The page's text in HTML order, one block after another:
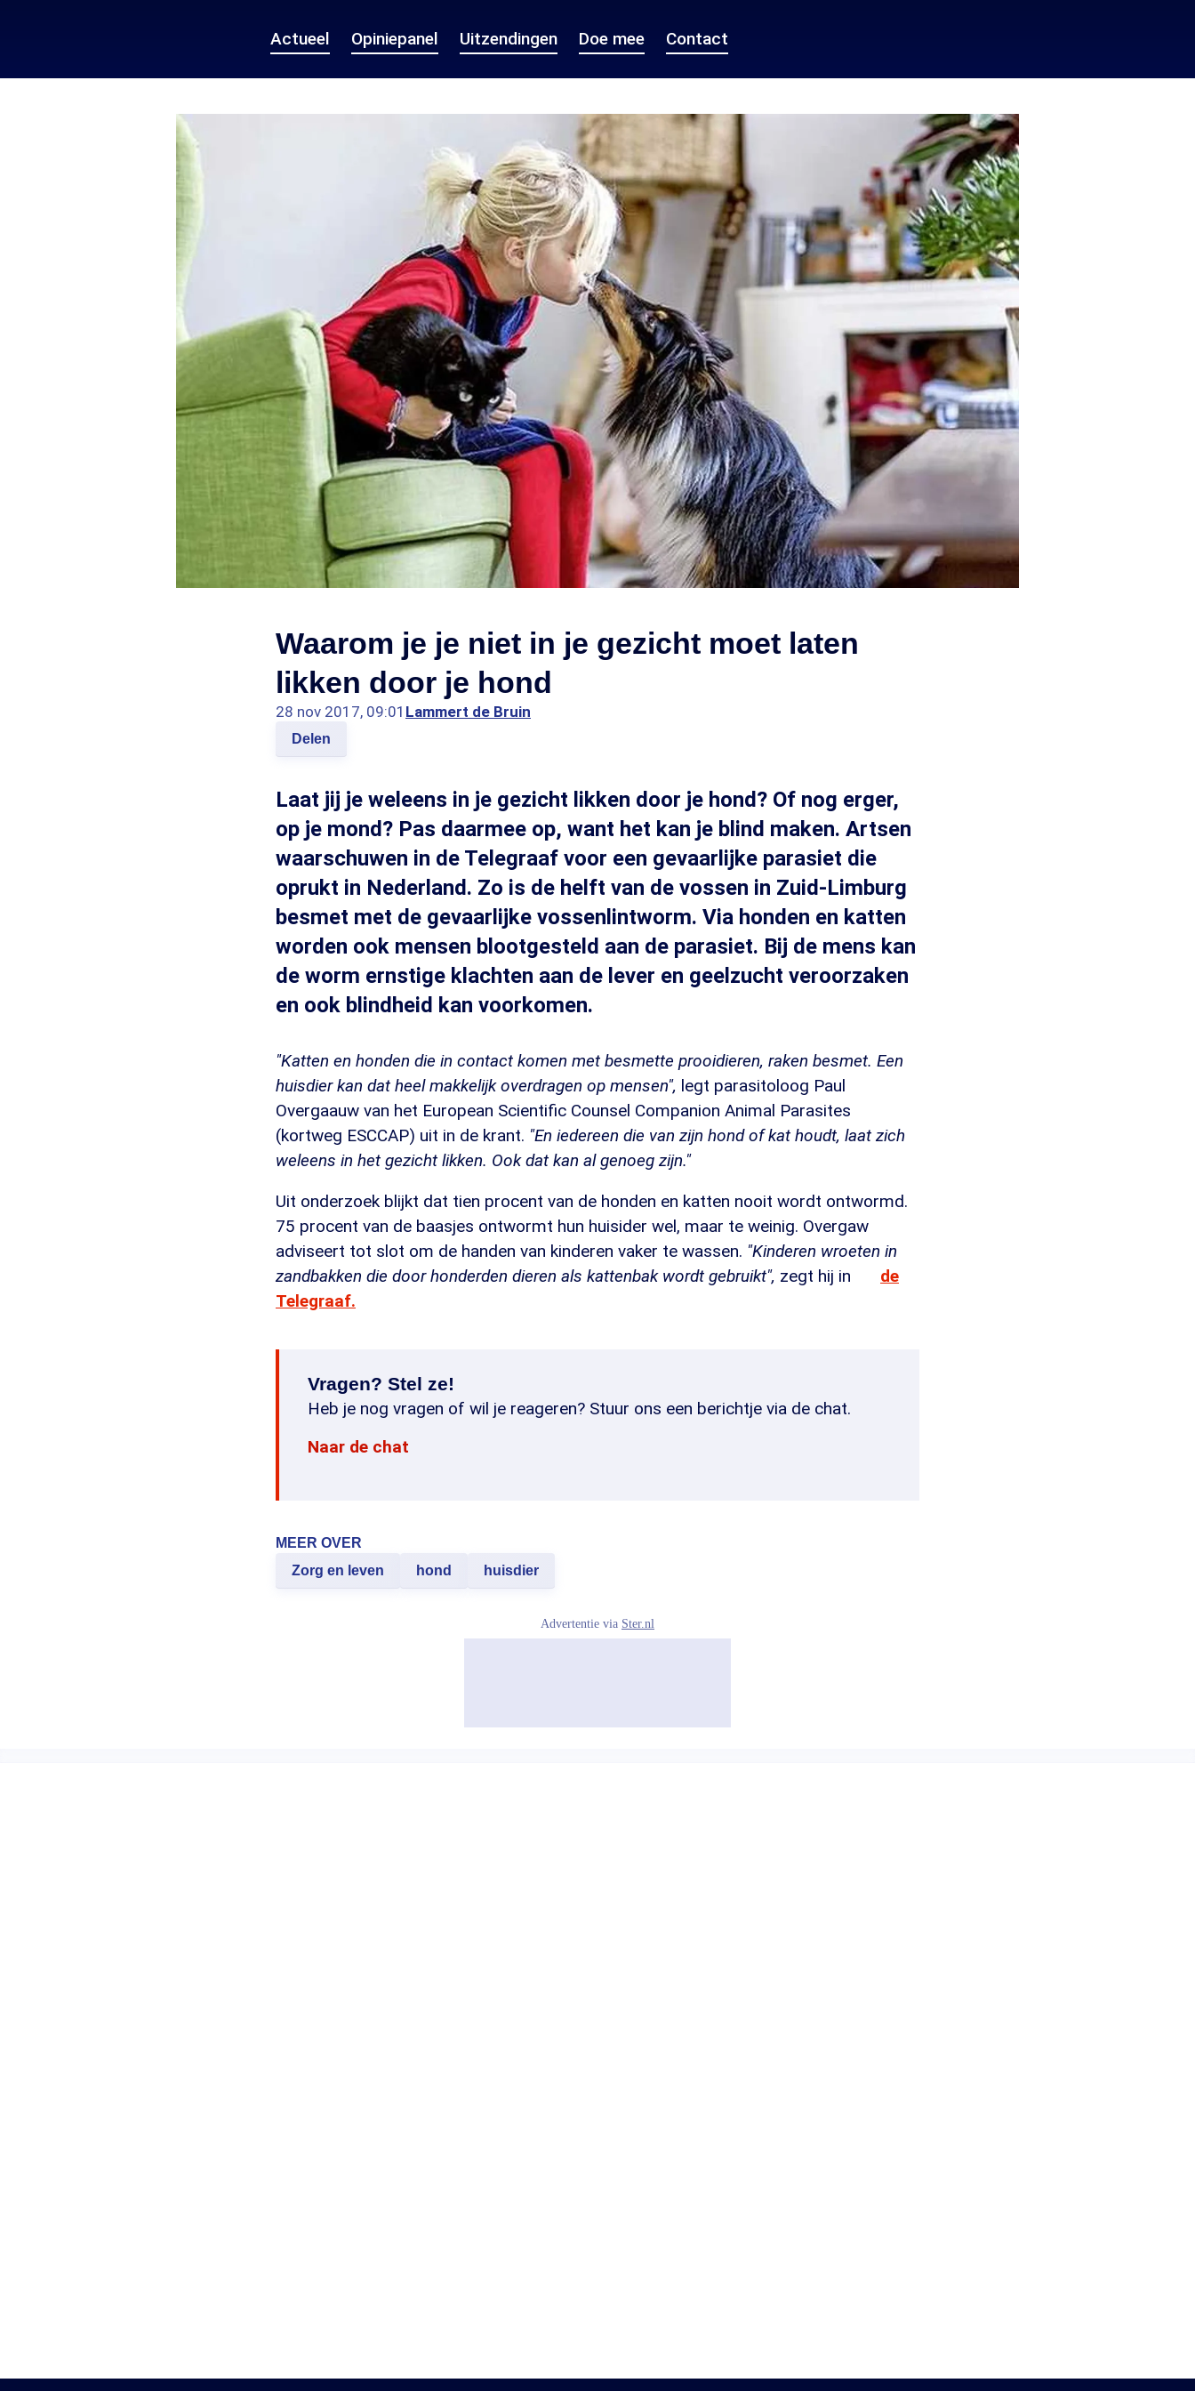
Actueel Opiniepanel Uitzendingen Doe mee Contact
Waarom je je niet in je gezicht moet laten
likken door je hond
28 nov 2017, 09:01 Lammert de Bruin
Delen
Laat jij je weleens in je gezicht likken door je hond? Of nog erger,
op je mond? Pas daarmee op, want het kan je blind maken. Artsen
waarschuwen in de Telegraaf voor een gevaarlijke parasiet die
oprukt in Nederland. Zo is de helft van de vossen in Zuid-Limburg
besmet met de gevaarlijke vossenlintworm. Via honden en katten
worden ook mensen blootgesteld aan de parasiet. Bij de mens kan
de worm ernstige klachten aan de lever en geelzucht veroorzaken
en ook blindheid kan voorkomen.
"Katten en honden die in contact komen met besmette prooidieren, raken besmet. Een
huisdier kan dat heel makkelijk overdragen op mensen", legt parasitoloog Paul
Overgaauw van het European Scientific Counsel Companion Animal Parasites
(kortweg ESCCAP) uit in de krant. "En iedereen die van zijn hond of kat houdt, laat zich
weleens in het gezicht likken. Ook dat kan al genoeg zijn."
Uit onderzoek blijkt dat tien procent van de honden en katten nooit wordt ontwormd.
75 procent van de baasjes ontwormt hun huisider wel, maar te weinig. Overgaw
adviseert tot slot om de handen van kinderen vaker te wassen. "Kinderen wroeten in
zandbakken die door honderden dieren als kattenbak wordt gebruikt", zegt hij in
de
Telegraaf.
Vragen? Stel ze!
Heb je nog vragen of wil je reageren? Stuur ons een berichtje via de chat.
Naar de chat
MEER OVER
Zorg en leven
hond huisdier
Advertentie via Ster.nl